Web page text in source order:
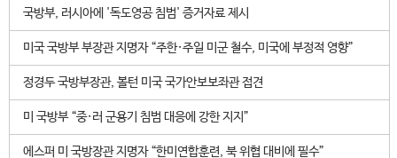
국방부, 러시아에 '독도영공 침범' 증거자료 제시
미국 국방부 부장관 지명자 “주한·주일 미군 철수, 미국에 부정적 영향”
정경두 국방부장관, 볼턴 미국 국가안보보좌관 접견
미 국방부 “중·러 군용기 침범 대응에 강한 지지”
에스퍼 미 국방장관 지명자 “한미연합훈련, 북 위협 대비에 필수”